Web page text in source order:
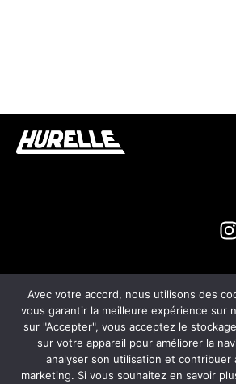
HURELLE AUTOMOBILES
CGV
Avec votre accord, nous utilisons des
vous garantir la meilleure expérience sur
sur "Accepter", vous acceptez le
sur votre appareil pour améliorer la
analyser son utilisation et contribuer
marketing. Si vous souhaitez en savoir